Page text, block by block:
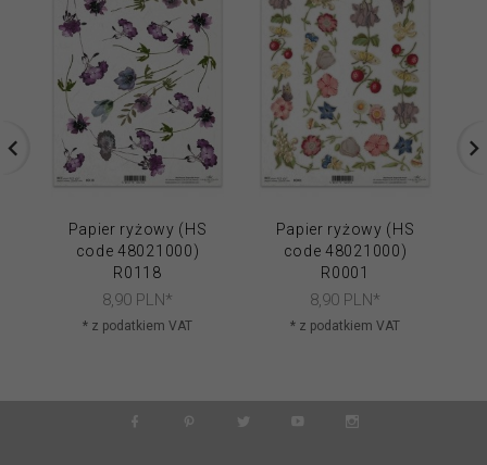
Papier ryżowy (HS
code 48021000)
R0118
8,90 PLN*
* z podatkiem VAT
Papier ryżowy (HS
code 48021000)
R0001
8,90 PLN*
* z podatkiem VAT